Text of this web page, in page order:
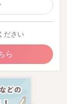
ださい
ら